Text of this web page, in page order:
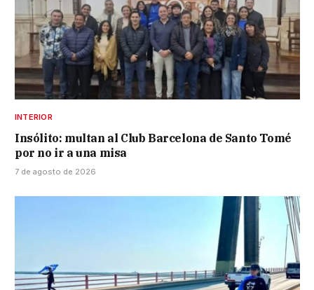
INTERIOR
Insólito: multan al Club Barcelona de Santo Tomé
por no ir a una misa
7 de agosto de 2026